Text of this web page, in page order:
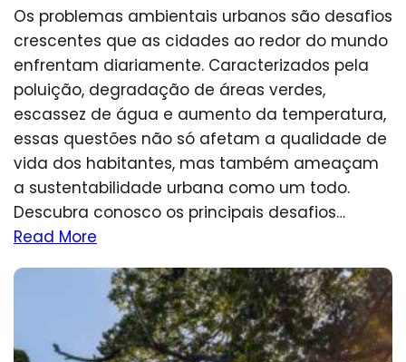
Os problemas ambientais urbanos são desafios
crescentes que as cidades ao redor do mundo
enfrentam diariamente. Caracterizados pela
poluição, degradação de áreas verdes,
escassez de água e aumento da temperatura,
essas questões não só afetam a qualidade de
vida dos habitantes, mas também ameaçam
a sustentabilidade urbana como um todo.
Descubra conosco os principais desafios…
Read More